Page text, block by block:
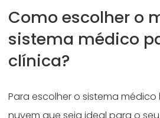
Como escolher o
sistema médico
clínica?
Para escolher o sistema